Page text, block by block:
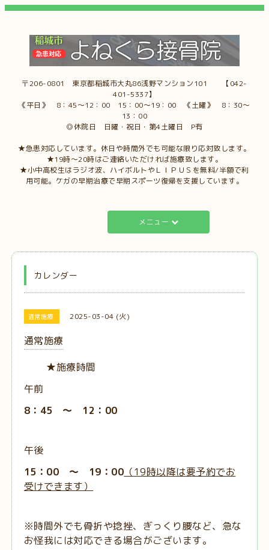
〒206-0801 東京都稲城市大丸86浅野マンション101 【042-
401-5337】
《平日》 8：45～12：00 15：00～19：00 《土曜》 8：30～
13：00
◎休院日 日曜・祝日・第4土曜日 P有
★急患対応しています。休日や時間外でも可能な限り応対致します。
★19時～20時はご連絡いただければ施療致します。
★小中高校生はラジオ波、ハイボルトやＬＩＰＵＳを無料/半額で利
用可能。ケガの早期治療で早期スポーツ復帰を支援しています。
メニュー
カレンダー
通常施療 2025-03-04 (火)
通常施療
★施療時間
午前
8：45 ～ 12：00
午後
15：00 ～ 19：00 （19時以降は要予約でお
受けできます）
※時間外でも骨折や捻挫、ぎっくり腰など、急な
お怪我には対応できる場合がございます。